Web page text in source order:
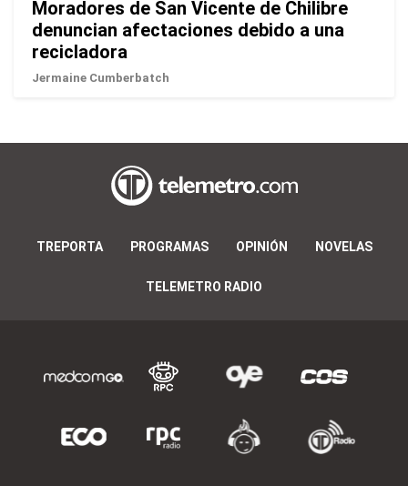
Moradores de San Vicente de Chilibre
denuncian afectaciones debido a una
recicladora
Jermaine Cumberbatch
TREPORTA PROGRAMAS OPINIÓN NOVELAS
TELEMETRO RADIO